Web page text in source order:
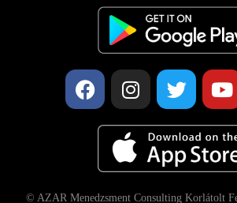
© AZAR Menedzsment Consulting Korlátolt